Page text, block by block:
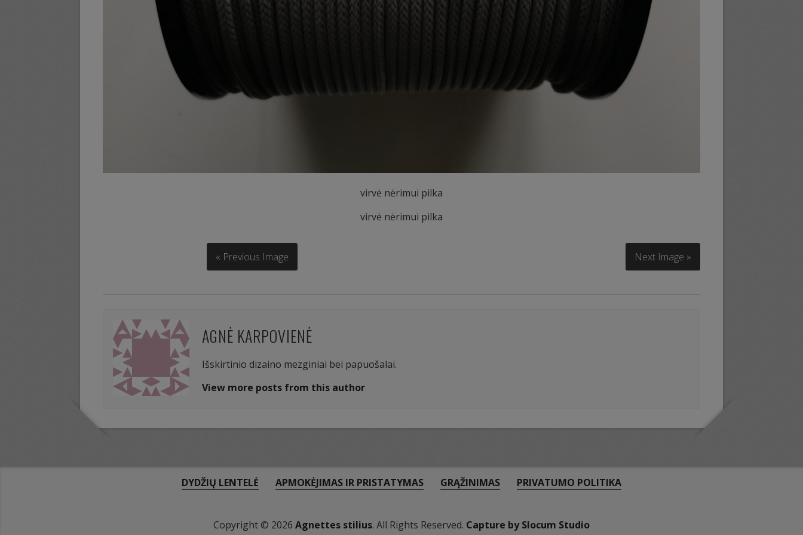
virvė nėrimui pilka
virvė nėrimui pilka
« Previous Image Next Image »
AGNĖ KARPOVIENĖ
Išskirtinio dizaino mezginiai bei papuošalai.
View more posts from this author
DYDŽIŲ LENTELĖ APMOKĖJIMAS IR PRISTATYMAS GRĄŽINIMAS PRIVATUMO POLITIKA
Copyright © 2026 Agnettes stilius. All Rights Reserved. Capture by Slocum Studio